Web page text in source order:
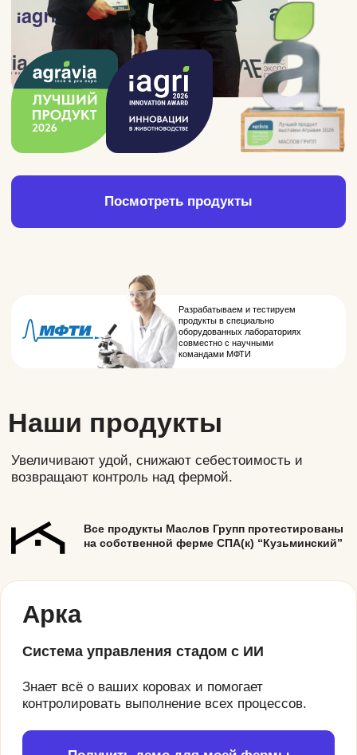
Арка
Система управления стадом с ИИ
Знает всё о ваших коровах и помогает
контролировать выполнение всех процессов.
Получить демо для моей фермы
Доит, кормит и встраивается в систему без
участия человека.
Получить консультацию по внедрению
Умный ошейник для коров
тёлок, повышает эффективность осеменений и
следит за общей активностью поголовья.